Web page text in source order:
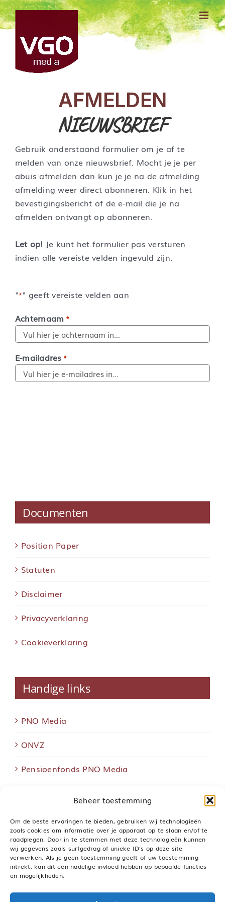
Beheer toestemming
Om de beste ervaringen te bieden, gebruiken wij technologieën
zoals cookies om informatie over je apparaat op te slaan en/of te
raadplegen. Door in te stemmen met deze technologieën kunnen
wij gegevens zoals surfgedrag of unieke ID's op deze site
verwerken. Als je geen toestemming geeft of uw toestemming
intrekt, kan dit een nadelige invloed hebben op bepaalde functies
en mogelijkheden.
Ga
naar
inhoud
AFMELDEN
NIEUWSBRIEF
Gebruik onderstaand formulier om je af te
melden van onze nieuwsbrief. Mocht je je per
abuis afmelden dan kun je je na de afmelding
afmelding weer direct abonneren. Klik in het
bevestigingsbericht of de e-mail die je na
afmelden ontvangt op abonneren.
Let op! Je kunt het formulier pas versturen
indien alle vereiste velden ingevuld zijn.
"*" geeft vereiste velden aan
Achternaam *
E-mailadres *
Documenten
Position Paper
Statuten
Disclaimer
Privacyverklaring
Cookieverklaring
Handige links
PNO Media
ONVZ
Pensioenfonds PNO Media
DNB
Geschilleninstantie Pensioenen
Pensioenfederatie